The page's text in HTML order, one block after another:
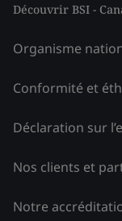
Découvrir BSI -
Organisme
Conformité et
Déclaration sur
Nos clients et
Notre